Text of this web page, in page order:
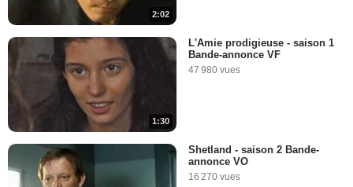
2:02
1:30
L'Amie prodigieuse - saison 1
Bande-annonce VF
47 980 vues
Shetland - saison 2 Bande-
annonce VO
16 270 vues